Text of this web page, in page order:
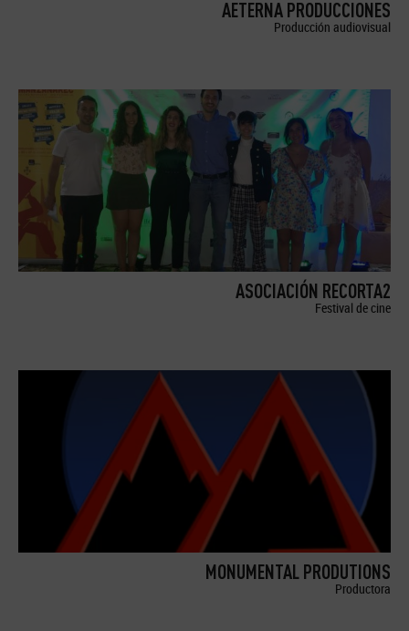
AETERNA PRODUCCIONES
Producción audiovisual
ASOCIACIÓN RECORTA2
Festival de cine
MONUMENTAL PRODUTIONS
Productora